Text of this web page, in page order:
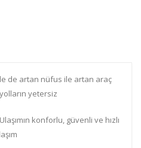
de artan nüfus ile artan araç
yetersiz
konforlu, güvenli ve hızlı